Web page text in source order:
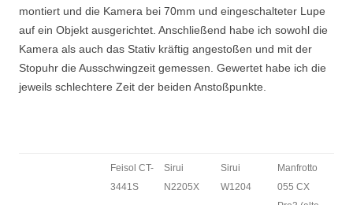
montiert und die Kamera bei 70mm und eingeschalteter Lupe
auf ein Objekt ausgerichtet. Anschließend habe ich sowohl die
Kamera als auch das Stativ kräftig angestoßen und mit der
Stopuhr die Ausschwingzeit gemessen. Gewertet habe ich die
jeweils schlechtere Zeit der beiden Anstoßpunkte.
Feisol CT-
3441S
Sirui
N2205X
Sirui
W1204
Manfrotto
055 CX